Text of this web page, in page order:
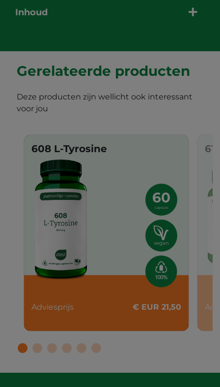
Inhoud
Gerelateerde producten
Deze producten zijn wellicht ook interessant
voor jou
608 L-Tyrosine
60
capsule
vegan
Adviesprijs € EUR 21,50